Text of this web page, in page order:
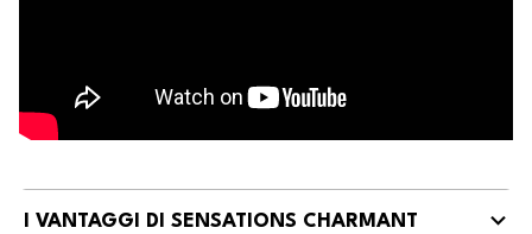
I VANTAGGI DI SENSATIONS CHARMANT